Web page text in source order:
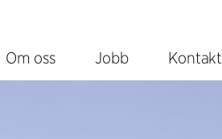
Om oss Jobb Kontakt